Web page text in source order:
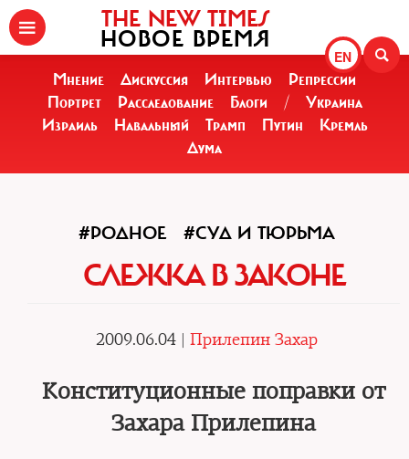
EN
THE NEW TIMES
НОВОЕ ВРЕМЯ
Мнение Дискуссия Интервью
Репрессии
Портрет
Расследование Блоги /
Украина
Израиль
Навальный Трамп Путин
Кремль
Дума
#РОДНОЕ #СУД И ТЮРЬМА
СЛЕЖКА В ЗАКОНЕ
2009.06.04 | Прилепин Захар
Конституционные поправки от
Захара Прилепина